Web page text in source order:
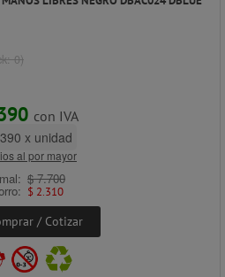
0)
con IVA
x unidad
al por mayor
$ 7.700
$ 2.310
/ Cotizar